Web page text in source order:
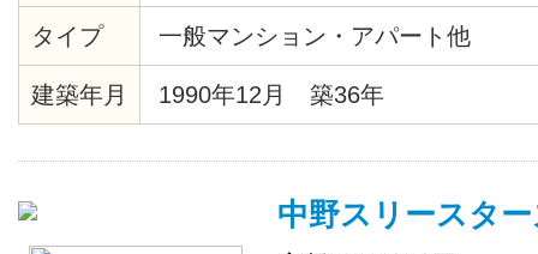
タイプ 一般マンション・アパート他
建築年月 1990年12月 築36年
中野スリースタ